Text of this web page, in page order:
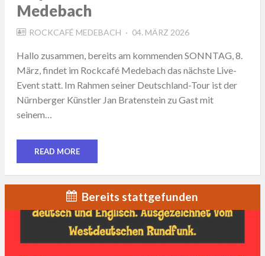
Medebach
ROCKCAFÉ MEDEBACH
POSTED
04. MÄRZ 2026
Hallo zusammen, bereits am kommenden SONNTAG, 8.
März, findet im Rockcafé Medebach das nächste Live-
Event statt. Im Rahmen seiner Deutschland-Tour ist der
Nürnberger Künstler Jan Bratenstein zu Gast mit
seinem…
READ MORE
Bereits stattgefunden